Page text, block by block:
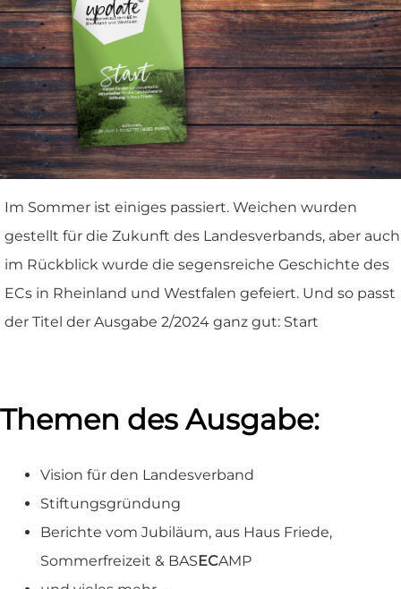
Im Sommer ist einiges passiert. Weichen wurden
gestellt für die Zukunft des Landesverbands, aber auch
im Rückblick wurde die segensreiche Geschichte des
ECs in Rheinland und Westfalen gefeiert. Und so passt
der Titel der Ausgabe 2/2024 ganz gut: Start
Themen des Ausgabe:
Vision für den Landesverband
Stiftungsgründung
Berichte vom Jubiläum, aus Haus Friede,
Sommerfreizeit & BASECAMP